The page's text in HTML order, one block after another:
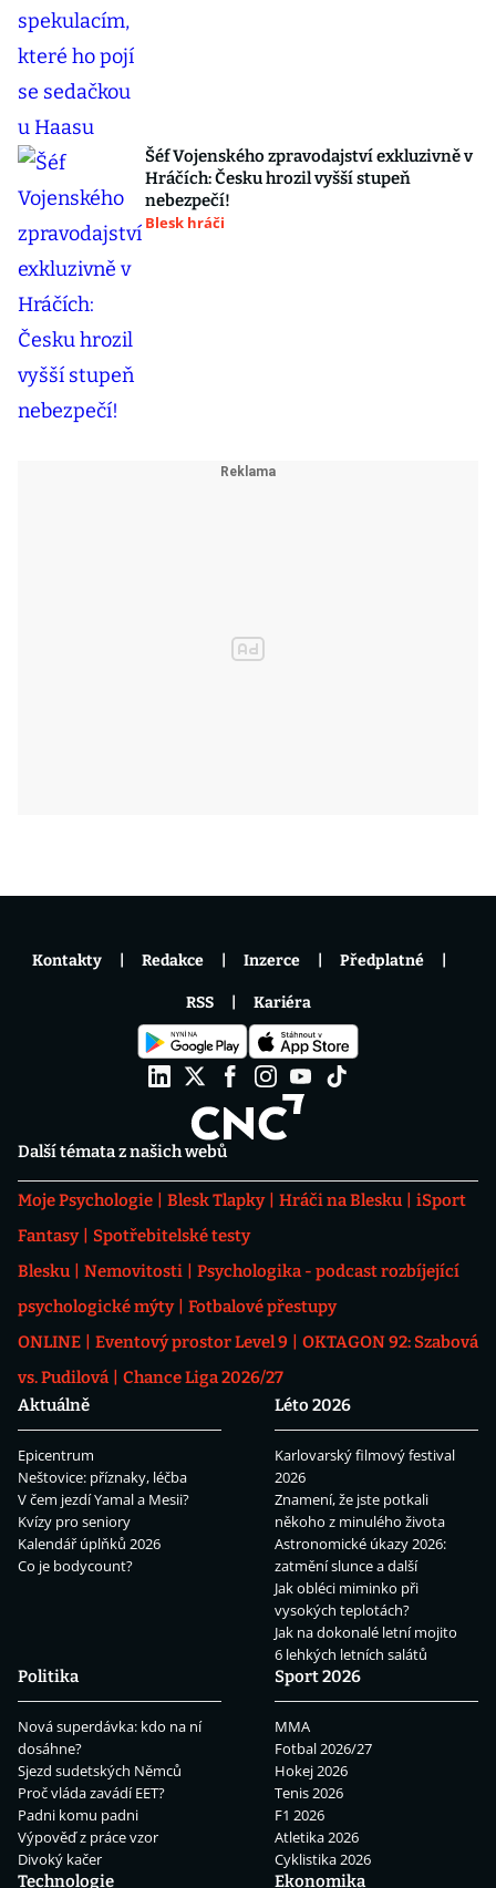
Šéf Vojenského zpravodajství exkluzivně v
Hráčích: Česku hrozil vyšší stupeň
nebezpečí!
Blesk hráči
Další témata z našich webů
Moje Psychologie Blesk Tlapky Hráči na Blesku
iSport
Fantasy
Spotřebitelské testy
Blesku
Nemovitosti
Psychologika - podcast rozbíjející
psychologické mýty
Fotbalové přestupy
ONLINE
Eventový prostor Level 9
OKTAGON 92: Szabová
vs. Pudilová
Chance Liga 2026/27
Aktuálně
Epicentrum
Neštovice: příznaky, léčba
V čem jezdí Yamal a Mesii?
Kvízy pro seniory
Kalendář úplňků 2026
Co je bodycount?
Léto 2026
Karlovarský filmový festival
2026
Znamení, že jste potkali
někoho z minulého života
Astronomické úkazy 2026:
zatmění slunce a další
Jak obléci miminko při
vysokých teplotách?
Jak na dokonalé letní mojito
6 lehkých letních salátů
Politika
Nová superdávka: kdo na ní
dosáhne?
Sjezd sudetských Němců
Proč vláda zavádí EET?
Padni komu padni
Výpověď z práce vzor
Divoký kačer
Sport 2026
MMA
Fotbal 2026/27
Hokej 2026
Tenis 2026
F1 2026
Atletika 2026
Cyklistika 2026
Technologie
Ekonomika
Kontakty Redakce Inzerce Předplatné
RSS Kariéra